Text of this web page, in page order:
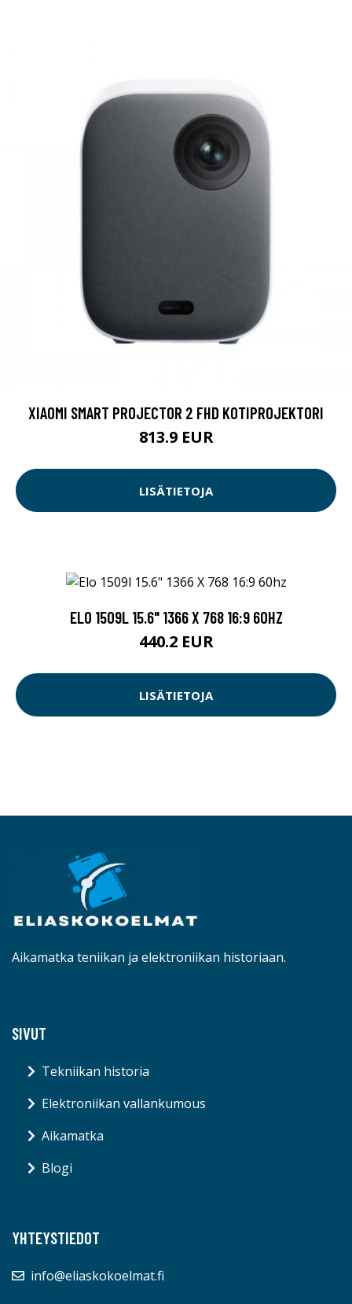
XIAOMI SMART PROJECTOR 2 FHD KOTIPROJEKTORI
813.9 EUR
LISÄTIETOJA
ELO 1509L 15.6" 1366 X 768 16:9 60HZ
440.2 EUR
LISÄTIETOJA
Aikamatka teniikan ja elektroniikan historiaan.
SIVUT
Tekniikan historia
Elektroniikan vallankumous
Aikamatka
Blogi
YHTEYSTIEDOT
info@eliaskokoelmat.fi